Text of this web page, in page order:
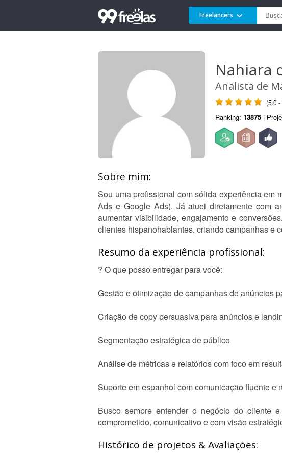
Freelancers
Nahiara
Analista de
(5.0
Ranking: 13875 |
Sobre mim:
Sou uma profissional com sólida experiência em
Ads e Google Ads). Já atuei diretamente com
aumentar visibilidade, engajamento e
clientes hispanohablantes, criando campanhas e
Resumo da experiência profissional:
? O que posso entregar para você:
Gestão e otimização de campanhas de anúncios
Criação de copy persuasiva para anúncios e
Segmentação estratégica de público
Análise de métricas e relatórios com foco em
Suporte em espanhol com comunicação fluente e
Busco sempre entender o negócio do cliente
comprometido, comunicativo e com visão
Histórico de projetos & Avaliações: